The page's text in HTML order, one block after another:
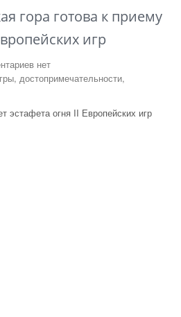
гора готова к приему
игр
нет
достопримечательности,
эстафета огня II Европейских игр